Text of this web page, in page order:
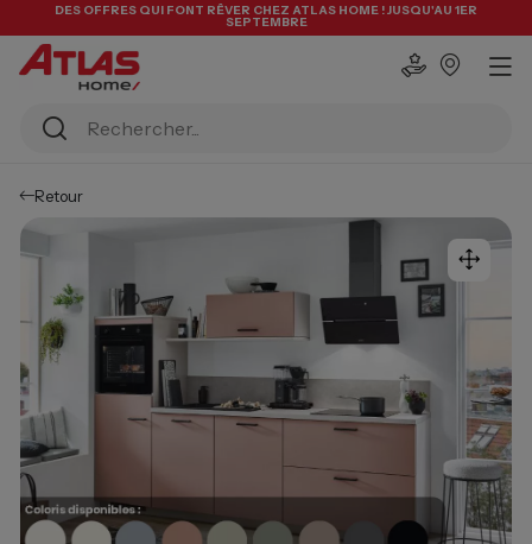
DES OFFRES QUI FONT RÊVER CHEZ ATLAS HOME ! JUSQU'AU 1ER
SEPTEMBRE
Retour